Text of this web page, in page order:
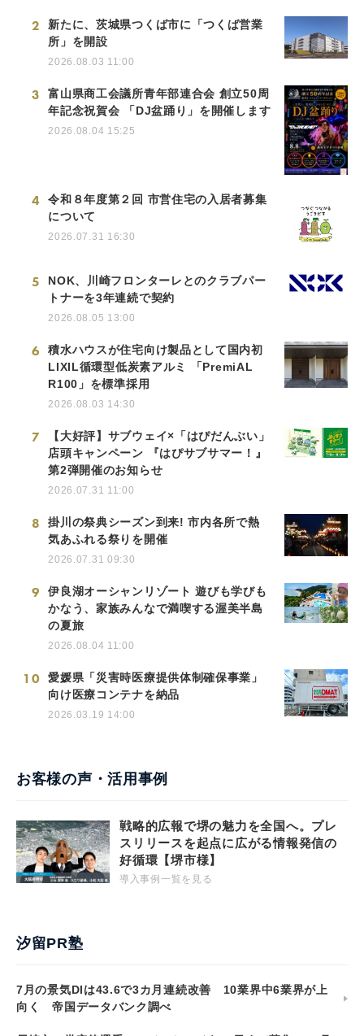
2
新たに、茨城県つくば市に「つくば営業
所」を開設
2026.08.03 11:00
3
富山県商工会議所青年部連合会 創立50周
年記念祝賀会 「DJ盆踊り」を開催します
2026.08.04 15:25
4
令和８年度第２回 市営住宅の入居者募集
について
2026.07.31 16:30
5
NOK、川崎フロンターレとのクラブパー
トナーを3年連続で契約
2026.08.05 13:00
6
積水ハウスが住宅向け製品として国内初
LIXIL循環型低炭素アルミ 「PremiAL
R100」を標準採用
2026.08.03 14:30
7
【大好評】サブウェイ×「はぴだんぶい」
店頭キャンペーン 『はぴサブサマー！』
第2弾開催のお知らせ
2026.07.31 11:00
8
掛川の祭典シーズン到来! 市内各所で熱
気あふれる祭りを開催
2026.07.31 09:30
9
伊良湖オーシャンリゾート 遊びも学びも
かなう、家族みんなで満喫する渥美半島
の夏旅
2026.08.04 11:00
10
愛媛県「災害時医療提供体制確保事業」
向け医療コンテナを納品
2026.03.19 14:00
お客様の声・活用事例
戦略的広報で堺の魅力を全国へ。プレ
スリリースを起点に広がる情報発信の
好循環【堺市様】
導入事例一覧を見る
汐留PR塾
7月の景気DIは43.6で3カ月連続改善 10業界中6業界が上
向く 帝国データバンク調べ